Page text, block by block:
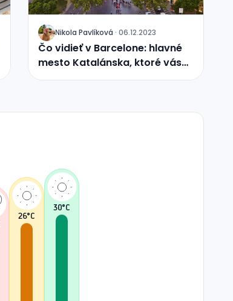
J Nikola Pavlíková · 06.12.2023
Čo vidieť v Barcelone: hlavné
mesto Katalánska, ktoré vás
okúzli architektúrou, plážami a
26°C
30°C